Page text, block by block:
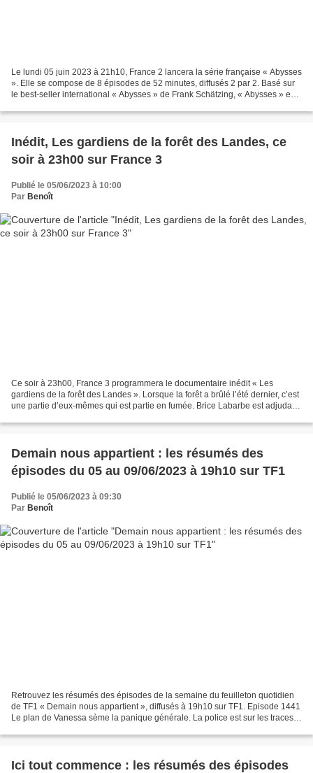
Le lundi 05 juin 2023 à 21h10, France 2 lancera la série française « Abysses
». Elle se compose de 8 épisodes de 52 minutes, diffusés 2 par 2. Basé sur
le best-seller international « Abysses » de Frank Schätzing, « Abysses » est
Inédit, Les gardiens de la forêt des Landes, ce
soir à 23h00 sur France 3
Publié le 05/06/2023 à 10:00
Par Benoît
Ce soir à 23h00, France 3 programmera le documentaire inédit « Les
gardiens de la forêt des Landes ». Lorsque la forêt a brûlé l’été dernier, c’est
une partie d’eux-mêmes qui est partie en fumée. Brice Labarbe est adjudant-
Demain nous appartient : les résumés des
épisodes du 05 au 09/06/2023 à 19h10 sur TF1
Publié le 05/06/2023 à 09:30
Par Benoît
Retrouvez les résumés des épisodes de la semaine du feuilleton quotidien
de TF1 « Demain nous appartient », diffusés à 19h10 sur TF1. Episode 1441
Le plan de Vanessa sème la panique générale. La police est sur les traces
Ici tout commence : les résumés des épisodes